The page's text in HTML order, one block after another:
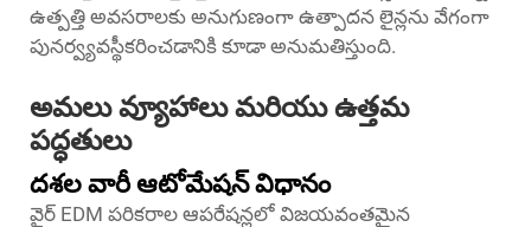
ఉత్పత్తి అవసరాలకు అనుగుణంగా ఉత్పాదన లైన్లను వేగంగా
పునర్వ్యవస్థీకరించడానికి కూడా అనుమతిస్తుంది.
అమలు వ్యూహాలు మరియు ఉత్తమ
పద్ధతులు
దశల వారీ ఆటోమేషన్ విధానం
వైర్ EDM పరికరాల ఆపరేషన్లలో విజయవంతమైన